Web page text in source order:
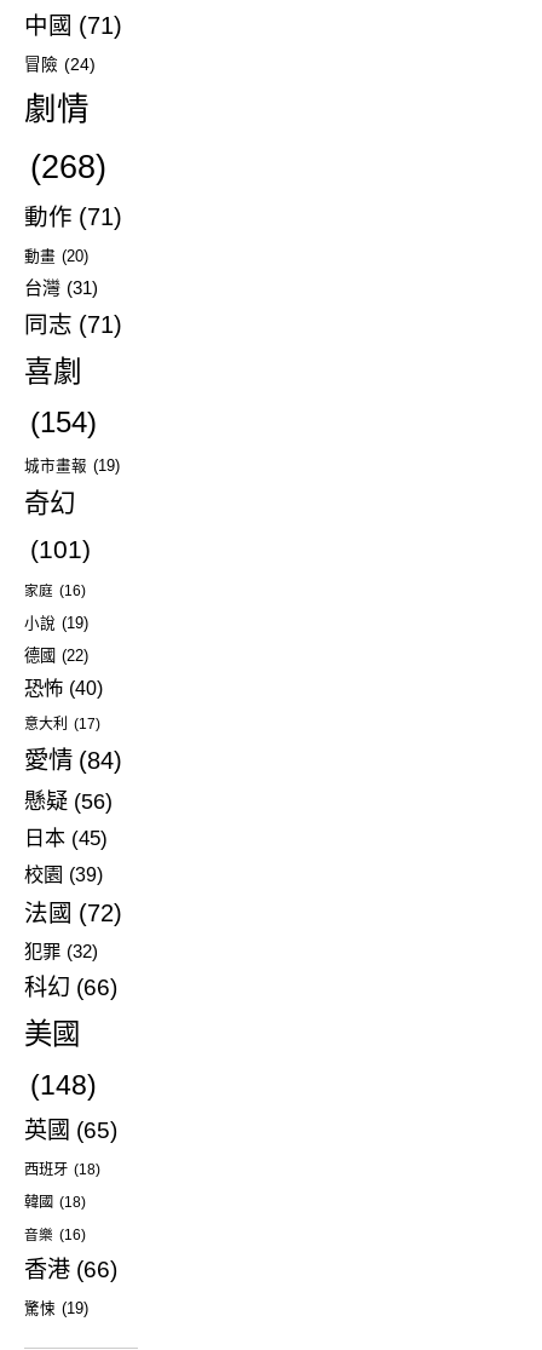
中國 (71)
冒險 (24)
劇情
(268)
動作 (71)
動畫 (20)
台灣 (31)
同志 (71)
喜劇
(154)
城市畫報 (19)
奇幻
(101)
家庭 (16)
小說 (19)
德國 (22)
恐怖 (40)
意大利 (17)
愛情 (84)
懸疑 (56)
日本 (45)
校園 (39)
法國 (72)
犯罪 (32)
科幻 (66)
美國
(148)
英國 (65)
西班牙 (18)
韓國 (18)
音樂 (16)
香港 (66)
驚悚 (19)